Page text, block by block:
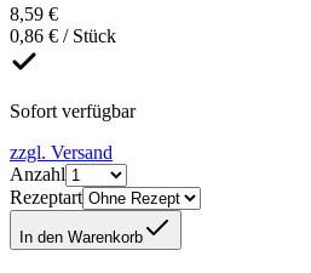
8,59 €
0,86 € / Stück
Sofort verfügbar
zzgl. Versand
Anzahl
Rezeptart
In den Warenkorb